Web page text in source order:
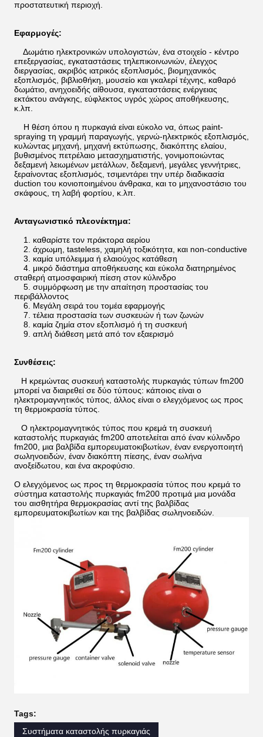
προστατευτική περιοχή.
Εφαρμογές:
Δωμάτιο ηλεκτρονικών υπολογιστών, ένα στοιχείο - κέντρο
επεξεργασίας, εγκαταστάσεις τηλεπικοινωνιών, έλεγχος
διεργασίας, ακριβός ιατρικός εξοπλισμός, βιομηχανικός
εξοπλισμός, βιβλιοθήκη, μουσείο και γκαλερί τέχνης, καθαρό
δωμάτιο, ανηχοειδής αίθουσα, εγκαταστάσεις ενέργειας
εκτάκτου ανάγκης, εύφλεκτος υγρός χώρος αποθήκευσης,
κ.λπ.
Η θέση όπου η πυρκαγιά είναι εύκολο να, όπως paint-
spraying τη γραμμή παραγωγής, γερνώ-ηλεκτρικός εξοπλισμός,
κυλώντας μηχανή, μηχανή εκτύπωσης, διακόπτης ελαίου,
βυθισμένος πετρέλαιο μετασχηματιστής, γονιμοποιώντας
δεξαμενή λειωμένων μετάλλων, δεξαμενή, μεγάλες γεννήτριες,
ξεραίνοντας εξοπλισμός, τσιμεντάρει την υπέρ διαδικασία
duction του κονιοποιημένου άνθρακα, και το μηχανοστάσιο του
σκάφους, τη λαβή φορτίου, κ.λπ.
Ανταγωνιστικό πλεονέκτημα:
1. καθαρίστε τον πράκτορα αερίου
2. άχρωμη, tasteless, χαμηλή τοξικότητα, και non-conductive
3. καμία υπόλειμμα ή ελαιούχος κατάθεση
4. μικρό διάστημα αποθήκευσης και εύκολα διατηρημένος
σταθερή ατμοσφαιρική πίεση στον κύλινδρο
5. συμμόρφωση με την απαίτηση προστασίας του
περιβάλλοντος
6. Μεγάλη σειρά του τομέα εφαρμογής
7. τέλεια προστασία των συσκευών ή των ζωνών
8. καμία ζημία στον εξοπλισμό ή τη συσκευή
9. απλή διάθεση μετά από τον εξαερισμό
Συνθέσεις:
Η κρεμώντας συσκευή καταστολής πυρκαγιάς τύπων fm200
μπορεί να διαιρεθεί σε δύο τύπους: κάποιος είναι ο
ηλεκτρομαγνητικός τύπος, άλλος είναι ο ελεγχόμενος ως προς
τη θερμοκρασία τύπος.
Ο ηλεκτρομαγνητικός τύπος που κρεμά τη συσκευή
καταστολής πυρκαγιάς fm200 αποτελείται από έναν κύλινδρο
fm200, μια βαλβίδα εμπορευματοκιβωτίων, έναν ενεργοποιητή
σωληνοειδών, έναν διακόπτη πίεσης, έναν σωλήνα
ανοξείδωτου, και ένα ακροφύσιο.
Ο ελεγχόμενος ως προς τη θερμοκρασία τύπος που κρεμά το
σύστημα καταστολής πυρκαγιάς fm200 προτιμά μια μονάδα
του αισθητήρα θερμοκρασίας αντί της βαλβίδας
εμπορευματοκιβωτίων και της βαλβίδας σωληνοειδών.
Tags:
Συστήματα καταστολής πυρκαγιάς